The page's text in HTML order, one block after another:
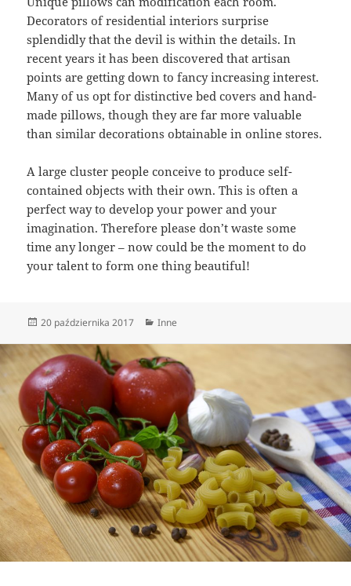
Decorators of residential interiors surprise
splendidly that the devil is within the details. In
recent years it has been discovered that artisan
points are getting down to fancy increasing interest.
Many of us opt for distinctive bed covers and hand-
made pillows, though they are far more valuable
than similar decorations obtainable in online stores.
A large cluster people conceive to produce self-
contained objects with their own. This is often a
perfect way to develop your power and your
imagination. Therefore please don’t waste some
time any longer – now could be the moment to do
your talent to form one thing beautiful!
Data
20 października 2017 Kategorie
Inne